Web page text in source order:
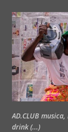
AD.CLUB
drink (...)